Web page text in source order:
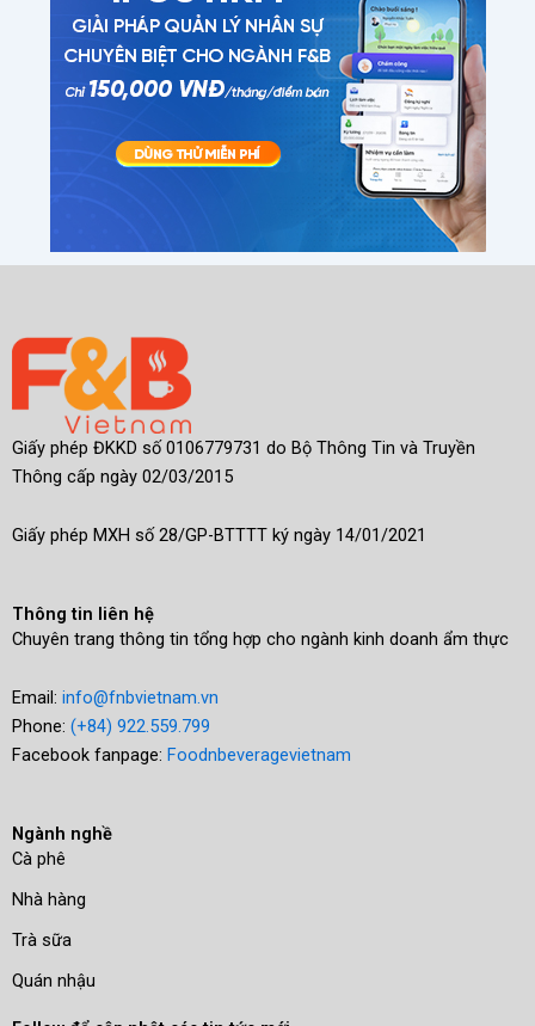
Giấy phép ĐKKD số 0106779731 do Bộ Thông Tin và Truyền
Thông cấp ngày 02/03/2015
Giấy phép MXH số 28/GP-BTTTT ký ngày 14/01/2021
Thông tin liên hệ
Chuyên trang thông tin tổng hợp cho ngành kinh doanh ẩm thực
Email: info@fnbvietnam.vn
Phone: (+84) 922.559.799
Facebook fanpage: Foodnbeveragevietnam
Ngành nghề
Cà phê
Nhà hàng
Trà sữa
Quán nhậu